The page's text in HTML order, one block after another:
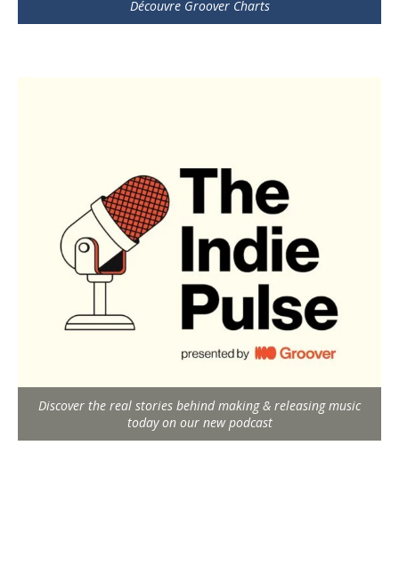
Découvre Groover Charts
Discover the real stories behind making & releasing music
today on our new podcast